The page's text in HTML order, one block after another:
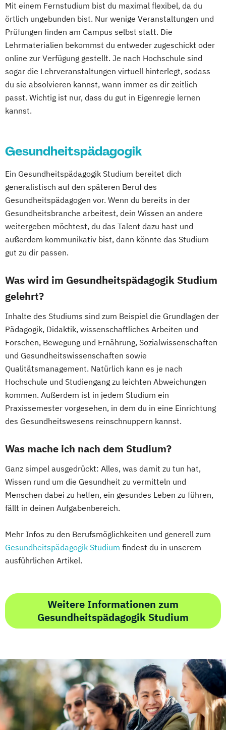
Gesundheitspädagogik
Gesundheitsökonomie Heilpädagogik
Heilpädagogik/Inklusionspädagogik
International Healthcare Management
(DE/EN)
Kindheitspädagogik
Leitungshandeln in der Pädagogik
Public Health Pädagogik Pädagogik
Soziale Arbeit Sozialmanagement
Mit einem Fernstudium bist du maximal flexibel, da du
örtlich ungebunden bist. Nur wenige Veranstaltungen und
Prüfungen finden am Campus selbst statt. Die
Lehrmaterialien bekommst du entweder zugeschickt oder
online zur Verfügung gestellt. Je nach Hochschule sind
sogar die Lehrveranstaltungen virtuell hinterlegt, sodass
du sie absolvieren kannst, wann immer es dir zeitlich
passt. Wichtig ist nur, dass du gut in Eigenregie lernen
kannst.
Gesundheitspädagogik
Ein Gesundheitspädagogik Studium bereitet dich
generalistisch auf den späteren Beruf des
Gesundheitspädagogen vor. Wenn du bereits in der
Gesundheitsbranche arbeitest, dein Wissen an andere
weitergeben möchtest, du das Talent dazu hast und
außerdem kommunikativ bist, dann könnte das Studium
gut zu dir passen.
Was wird im Gesundheitspädagogik Studium
gelehrt?
Inhalte des Studiums sind zum Beispiel die Grundlagen der
Pädagogik, Didaktik, wissenschaftliches Arbeiten und
Forschen, Bewegung und Ernährung, Sozialwissenschaften
und Gesundheitswissenschaften sowie
Qualitätsmanagement. Natürlich kann es je nach
Hochschule und Studiengang zu leichten Abweichungen
kommen. Außerdem ist in jedem Studium ein
Praxissemester vorgesehen, in dem du in eine Einrichtung
des Gesundheitswesens reinschnuppern kannst.
Was mache ich nach dem Studium?
Ganz simpel ausgedrückt: Alles, was damit zu tun hat,
Wissen rund um die Gesundheit zu vermitteln und
Menschen dabei zu helfen, ein gesundes Leben zu führen,
fällt in deinen Aufgabenbereich.
Mehr Infos zu den Berufsmöglichkeiten und generell zum
Gesundheitspädagogik Studium findest du in unserem
ausführlichen Artikel.
Weitere Informationen zum
Gesundheitspädagogik Studium